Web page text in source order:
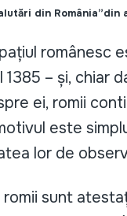
din România”din
românesc
– și, chiar
ei, romii
este
lor de
sunt